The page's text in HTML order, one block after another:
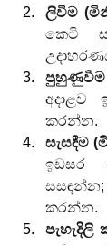
ලිවීම
කෙටි
පුහුණුවීම
අදාළව
කරන්න.
සැසඳීම
ඉඩසර
කරන්න.
පැහැදිලි